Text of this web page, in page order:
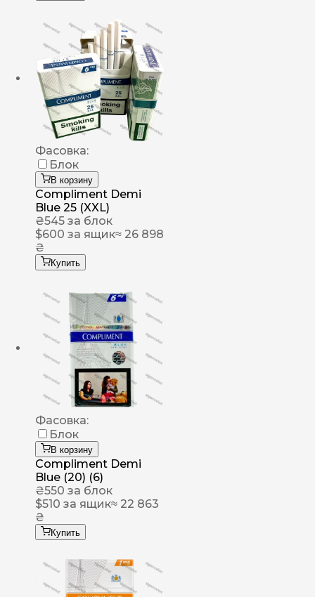
Фасовка:
Блок
В корзину
Compliment Demi
Blue 25 (XXL)
₴545 за блок
$600 за ящик≈ 26 898
₴
Купить
Фасовка:
Блок
В корзину
Compliment Demi
Blue (20) (6)
₴550 за блок
$510 за ящик≈ 22 863
₴
Купить